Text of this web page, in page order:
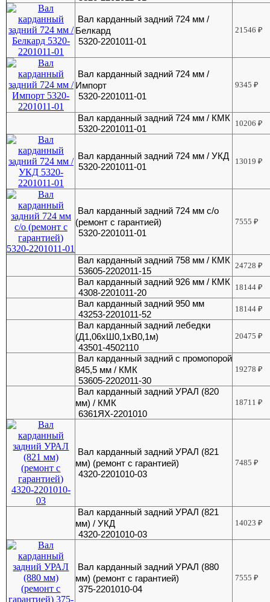
Вал карданный задний 724 мм /
Белкард
5320-2201011-01
21546₽
Вал карданный задний 724 мм /
Импорт
5320-2201011-01
9345₽
Вал карданный задний 724 мм / КМК
5320-2201011-01
10206₽
Вал карданный задний 724 мм / УКД
5320-2201011-01
13019₽
Вал карданный задний 724 мм с/о
(ремонт с гарантией)
5320-2201011-01
7555₽
Вал карданный задний 758 мм / КМК
53605-2202011-15
24728₽
Вал карданный задний 926 мм / КМК
4308-2201011-20
18144₽
Вал карданный задний 950 мм
43253-2201011-52
18144₽
Вал карданный задний лебедки
(Д1,06хШ0,1хВ0,1м)
43501-4502110
20475₽
Вал карданный задний с промопорой
845,5 мм / КМК
53605-2202011-30
19278₽
Вал карданный задний УРАЛ (820
мм) / КМК
6361ЯХ-2201010
18711₽
Вал карданный задний УРАЛ (821
мм) (ремонт с гарантией)
4320-2201010-03
7485₽
Вал карданный задний УРАЛ (821
мм) / УКД
4320-2201010-03
14023₽
Вал карданный задний УРАЛ (880
мм) (ремонт с гарантией)
375-2201010-04
7555₽